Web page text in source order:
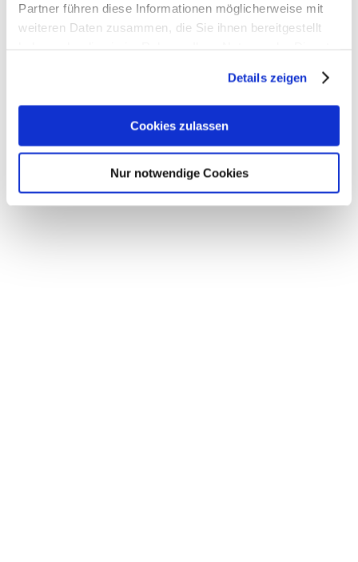
Partner führen diese Informationen möglicherweise mit
weiteren Daten zusammen, die Sie ihnen bereitgestellt
Details zeigen
Cookies zulassen
Nur notwendige Cookies
ZU DEN PACKAGES